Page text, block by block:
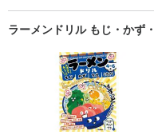
ラーメンドリル もじ・かず